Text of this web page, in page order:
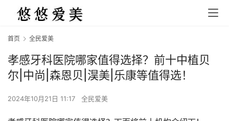
首页 全民爱美
孝感牙科医院哪家值得选择？前十中植贝
尔|中尚|森恩贝|淏美|乐康等值得选！
2024年10月21日 11:17 全民爱美